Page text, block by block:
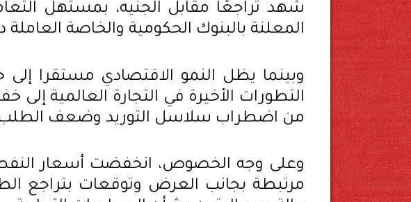
شهد تراجعًا مقابل الجنيه، بمستهل
المعلنة بالبنوك الحكومية والخاصة
وبينما يظل النمو الاقتصادي مستقرا
التطورات الأخيرة في التجارة العالمية
من اضطراب سلاسل التوريد وضعف الطلب
وعلى وجه الخصوص، انخفضت أسعار
مرتبطة بجانب العرض وتوقعات بتراجع